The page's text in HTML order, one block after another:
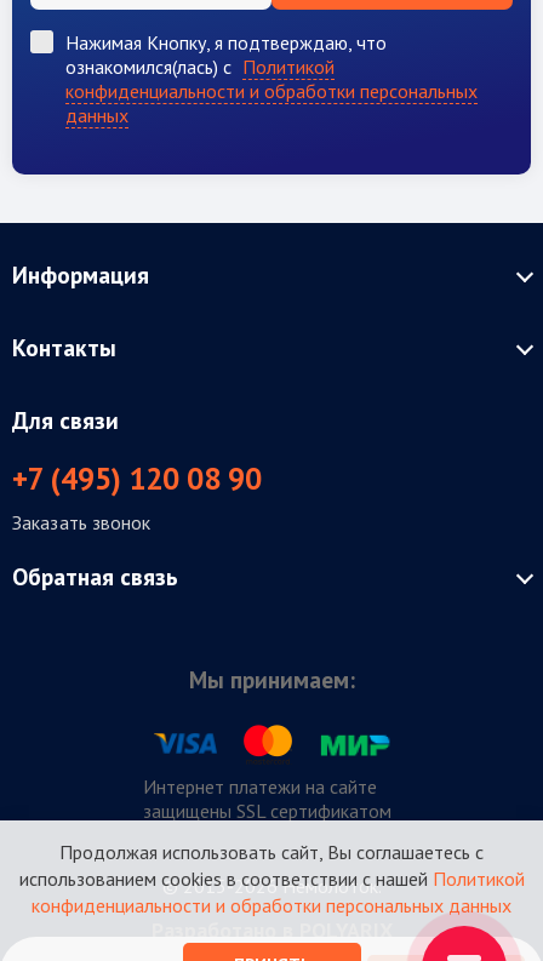
Нажимая Кнопку, я подтверждаю, что
ознакомился(лась) с Политикой
конфиденциальности и обработки персональных
данных
Информация
Контакты
Для связи
+7 (495) 120 08 90
Заказать звонок
Обратная связь
Мы принимаем:
Интернет платежи на сайте
защищены SSL сертификатом
© 2015-2026 Немолоток.
Разработано в POLYARIX
Продолжая использовать сайт, Вы соглашаетесь с
использованием cookies в соответствии с нашей Политикой
конфиденциальности и обработки персональных данных